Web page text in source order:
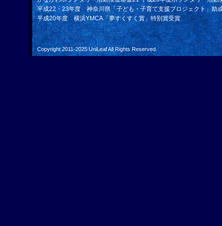
平成22・23年度 神奈川県「子ども・子育て支援プロジェクト」助
平成20年度 横浜YMCA「夢すくすく賞」特別賞受賞
Copyright 2011-2025 UniLeafAll Rights Reserved.